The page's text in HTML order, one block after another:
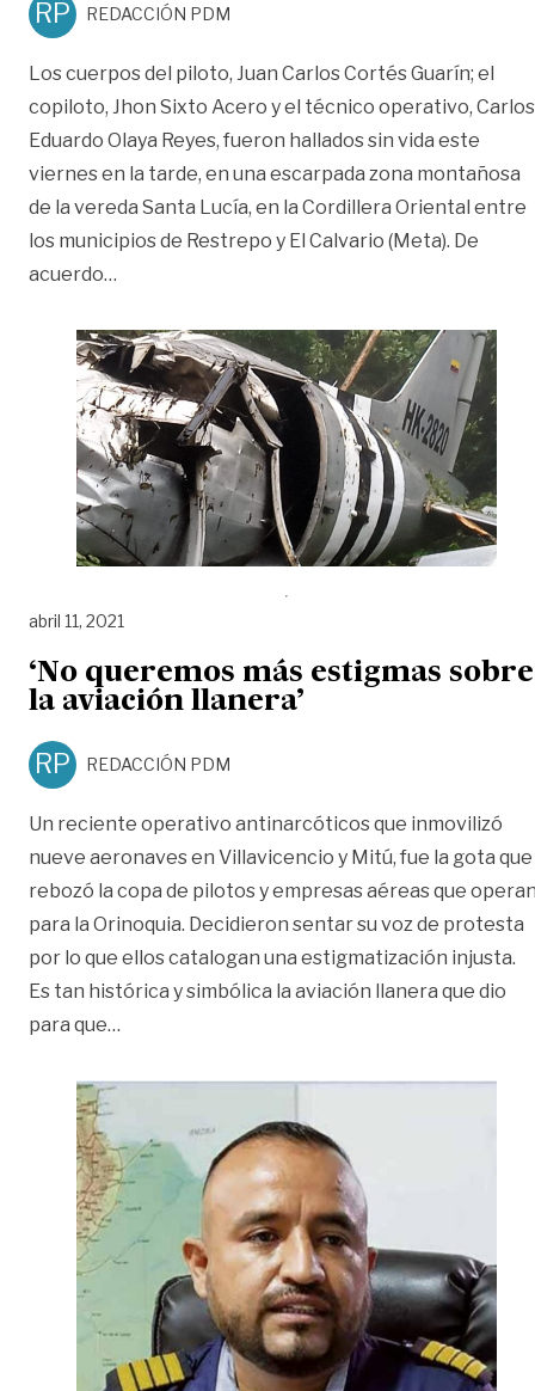
RP REDACCIÓN PDM
Los cuerpos del piloto, Juan Carlos Cortés Guarín; el
copiloto, Jhon Sixto Acero y el técnico operativo, Carlos
Eduardo Olaya Reyes, fueron hallados sin vida este
viernes en la tarde, en una escarpada zona montañosa
de la vereda Santa Lucía, en la Cordillera Oriental entre
los municipios de Restrepo y El Calvario (Meta). De
acuerdo…
abril 11, 2021
‘No queremos más estigmas sobre
la aviación llanera’
RP REDACCIÓN PDM
Un reciente operativo antinarcóticos que inmovilizó
nueve aeronaves en Villavicencio y Mitú, fue la gota que
rebozó la copa de pilotos y empresas aéreas que
para la Orinoquia. Decidieron sentar su voz de protesta
por lo que ellos catalogan una estigmatización injusta.
Es tan histórica y simbólica la aviación llanera que dio
para que…